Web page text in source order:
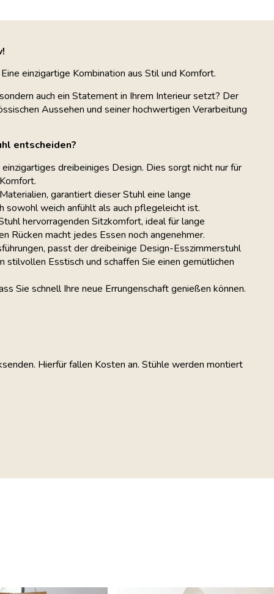
einzigartige Kombination aus Stil und Komfort.
auch ein Statement in Ihrem Interieur setzt? Der
Aussehen und seiner hochwertigen Verarbeitung
entscheiden?
dreibeiniges Design. Dies sorgt nicht nur für
garantiert dieser Stuhl eine lange
weich anfühlt als auch pflegeleicht ist.
hervorragenden Sitzkomfort, ideal für lange
Rücken macht jedes Essen noch angenehmer.
passt der dreibeinige Design-Esszimmerstuhl
stilvollen Esstisch und schaffen Sie einen gemütlichen
Sie schnell Ihre neue Errungenschaft genießen können.
Hierfür fallen Kosten an. Stühle werden montiert